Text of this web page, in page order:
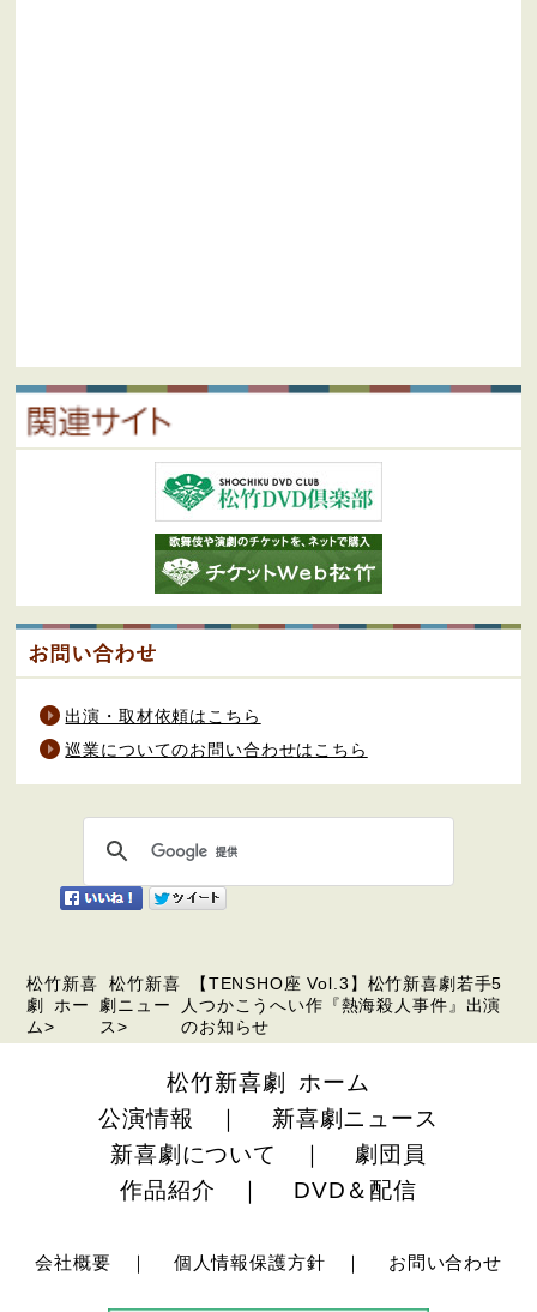
出演・取材依頼はこちら
巡業についてのお問い合わせはこちら
松竹新喜
劇 ホー
ム>
松竹新喜
劇ニュー
ス>
【TENSHO座 Vol.3】松竹新喜劇若手5
人つかこうへい作『熱海殺人事件』出演
のお知らせ
松竹新喜劇 ホーム
公演情報
新喜劇ニュース
新喜劇について
劇団員
作品紹介
DVD＆配信
会社概要 ｜ 個人情報保護方針 ｜ お問い合わせ